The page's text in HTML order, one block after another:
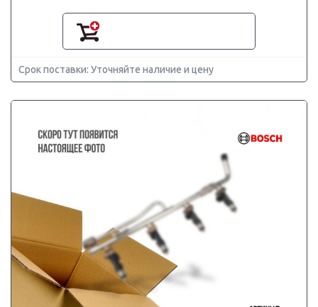
Срок поставки: Уточняйте наличие и цену